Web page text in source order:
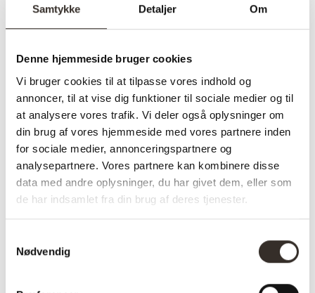
Samtykke Detaljer Om
Denne hjemmeside bruger cookies
Vi bruger cookies til at tilpasse vores indhold og
annoncer, til at vise dig funktioner til sociale medier og til
at analysere vores trafik. Vi deler også oplysninger om
din brug af vores hjemmeside med vores partnere inden
for sociale medier, annonceringspartnere og
analysepartnere. Vores partnere kan kombinere disse
data med andre oplysninger, du har givet dem, eller som
de har indsamlet fra din brug af deres tjenester.
Nødvendig
✅ Hurtig fragt
✅ 14 dages fuld returret
✅ Levering: 1 uge
✅ Stk pris
✅ Farve: Sennepsgult velour
Varenummer (SKU):682-DK Kategorier:3 personers